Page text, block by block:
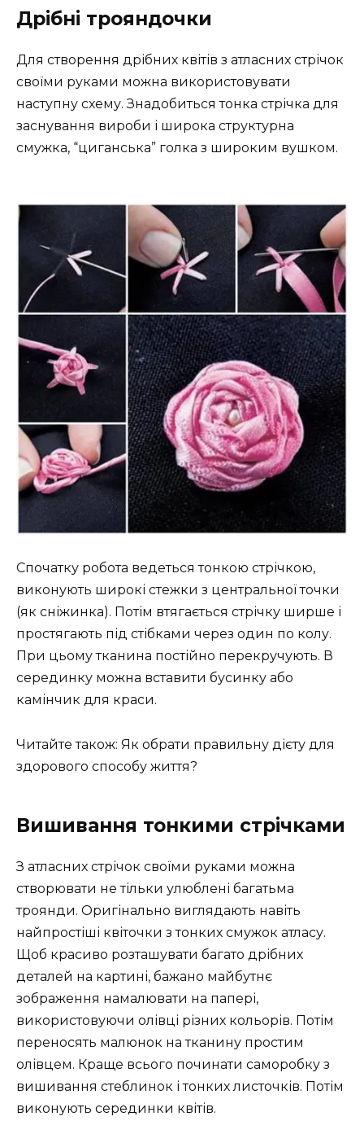
Дрібні трояндочки
Для створення дрібних квітів з атласних стрічок
своїми руками можна використовувати
наступну схему. Знадобиться тонка стрічка для
заснування вироби і широка структурна
смужка, “циганська” голка з широким вушком.
Спочатку робота ведеться тонкою стрічкою,
виконують широкі стежки з центральної точки
(як сніжинка). Потім втягається стрічку ширше і
простягають під стібками через один по колу.
При цьому тканина постійно перекручують. В
серединку можна вставити бусинку або
камінчик для краси.
Читайте також: Як обрати правильну дієту для
здорового способу життя?
Вишивання тонкими стрічками
З атласних стрічок своїми руками можна
створювати не тільки улюблені багатьма
троянди. Оригінально виглядають навіть
найпростіші квіточки з тонких смужок атласу.
Щоб красиво розташувати багато дрібних
деталей на картині, бажано майбутнє
зображення намалювати на папері,
використовуючи олівці різних кольорів. Потім
переносять малюнок на тканину простим
олівцем. Краще всього починати саморобку з
вишивання стеблинок і тонких листочків. Потім
виконують серединки квітів.